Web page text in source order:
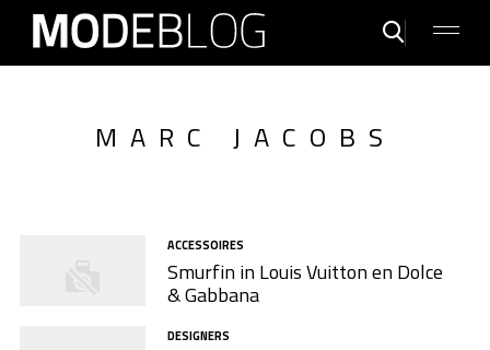
MARC JACOBS
ACCESSOIRES
Smurfin in Louis Vuitton en Dolce
& Gabbana
DESIGNERS